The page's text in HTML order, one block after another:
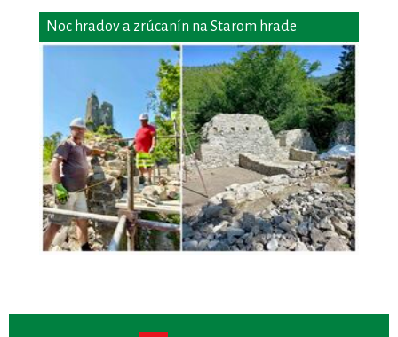
Noc hradov a zrúcanín na Starom hrade